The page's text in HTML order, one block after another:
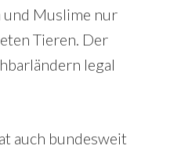
und Muslime nur
Tieren. Der
legal
auch bundesweit